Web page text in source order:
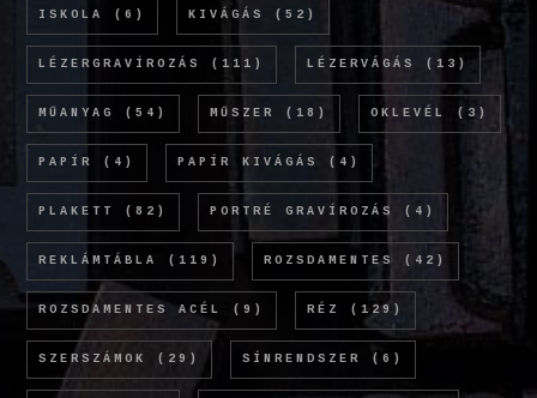
ISKOLA (6) KIVÁGÁS (52)
LÉZERGRAVÍROZÁS (111) LÉZERVÁGÁS (13)
MŰANYAG (54) MŰSZER (18) OKLEVÉL (3)
PAPÍR (4) PAPÍR KIVÁGÁS (4)
PLAKETT (82) PORTRÉ GRAVÍROZÁS (4)
REKLÁMTÁBLA (119) ROZSDAMENTES (42)
ROZSDAMENTES ACÉL (9) RÉZ (129)
SZERSZÁMOK (29) SÍNRENDSZER (6)